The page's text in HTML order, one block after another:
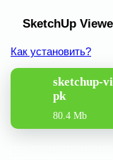
SketchUp
Как установить?
sketchup-
pk
80.4 Mb